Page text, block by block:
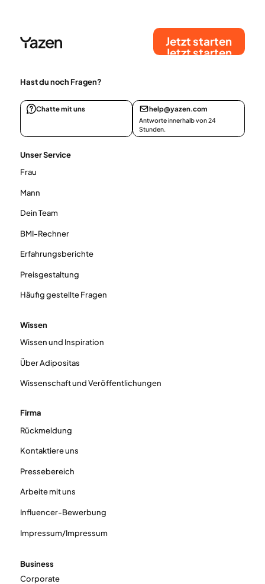
Jetzt starten
Jetzt starten
Hast du noch Fragen?
Chatte mit uns help@yazen.com
Antworte innerhalb von 24
Stunden.
Unser Service
Frau
Mann
Dein Team
BMI-Rechner
Erfahrungsberichte
Preisgestaltung
Häufig gestellte Fragen
Wissen
Wissen und Inspiration
Über Adipositas
Wissenschaft und Veröffentlichungen
Firma
Rückmeldung
Kontaktiere uns
Pressebereich
Arbeite mit uns
Influencer-Bewerbung
Impressum/Impressum
Business
Corporate